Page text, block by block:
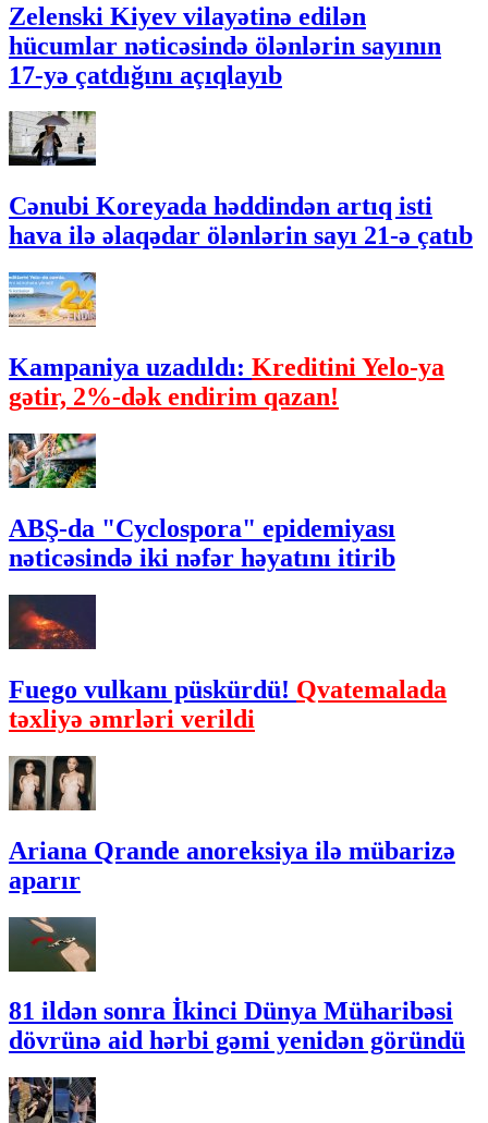
Zelenski Kiyev vilayətinə edilən
hücumlar nəticəsində ölənlərin sayının
17-yə çatdığını açıqlayıb
Cənubi Koreyada həddindən artıq isti
hava ilə əlaqədar ölənlərin sayı 21-ə çatıb
Kampaniya uzadıldı: Kreditini Yelo-ya
gətir, 2%-dək endirim qazan!
ABŞ-da "Cyclospora" epidemiyası
nəticəsində iki nəfər həyatını itirib
Fuego vulkanı püskürdü! Qvatemalada
təxliyə əmrləri verildi
Ariana Qrande anoreksiya ilə mübarizə
aparır
81 ildən sonra İkinci Dünya Müharibəsi
dövrünə aid hərbi gəmi yenidən göründü